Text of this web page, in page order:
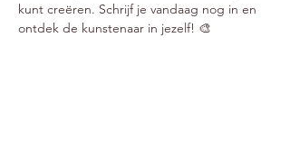
kunt creëren. Schrijf je vandaag nog in en
ontdek de kunstenaar in jezelf! 🎨